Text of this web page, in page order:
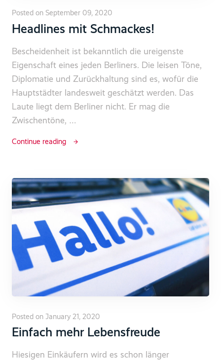
Posted on September 09, 2020
Headlines mit Schmackes!
Bescheidenheit ist bekanntlich die ureigenste
Eigenschaft eines jeden Berliners. Die leisen Töne,
Diplomatie und Zurückhaltung sind es, wofür die
Hauptstädter landesweit geschätzt werden. Das
Laute liegt dem Berliner nicht. Er mag die
Zwischentöne, …
Continue reading
Posted on January 21, 2020
Einfach mehr Lebensfreude
Hiesigen Einkäufern wird es schon länger